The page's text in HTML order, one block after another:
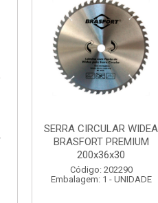
MARTELO UNHA POLIDO
BRASFORT 27mm8207
Código: 222070
Embalagem: 1 - UNIDADE